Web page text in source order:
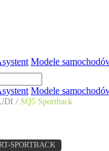
Modele
Modele
/ SQ5 Sportback
SPORTBACK